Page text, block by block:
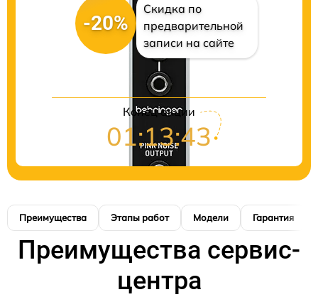
-20%
Скидка по
предварительной
записи на сайте
Конец акции
01:13:42
Преимущества Этапы работ Модели Гарантия
Преимущества сервис-
центра